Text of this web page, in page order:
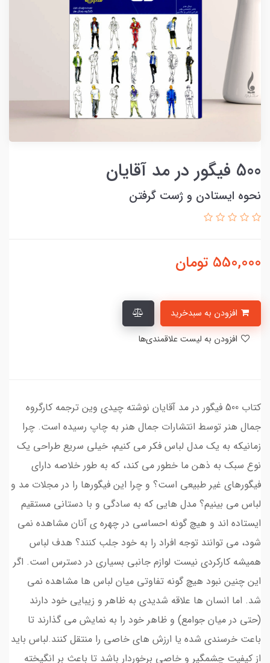
500 فیگور در مد آقایان
نحوه ایستادن و ژست گرفتن
550,000 تومان
کتاب 500 فیگور در مد آقایان نوشته چیدی وین ترجمه کارگروه
جمال هنر توسط انتشارات جمال هنر به چاپ رسیده است. چرا
زمانیکه به یک مدل لباس فکر می کنیم، خیلی سریع طراحی یک
نوع سبک به ذهن ما خطور می کند، که به طور خلاصه دارای
فیگورهای غیر طبیعی است؟ و چرا این فیگورها را در مجلات مد و
لباس می بینیم؟ مدل هایی که به سادگی و با دستانی مستقیم
ایستاده اند و هیچ گونه احساسی در چهره ی آنان مشاهده نمی
شود، می توانند توجه افراد را به خود جلب کنند؟ هدف لباس
همیشه کارکردی نیست لوازم جانبی بسیاری در دسترس است. اگر
این چنین نبود هیچ گونه تفاوتی میان لباس ها مشاهده نمی
شد. اما انسان ها علاقه شدیدی به ظاهر و زیبایی خود دارند
(حتی در میان جوامع) و ظاهر خود را به نمایش می گذارند تا
باعت خرسندی شده یا ارزش های خاصی را منتقل کنند.لباس باید
از کیفیت چشمگیر و خاصی برخوردار باشد تا باعث بر انگیخته